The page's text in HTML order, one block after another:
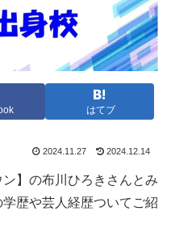
はてブ
2024.11.27 2024.12.14
】の布川ひろきさんとみ
歴や芸人経歴ついてご紹